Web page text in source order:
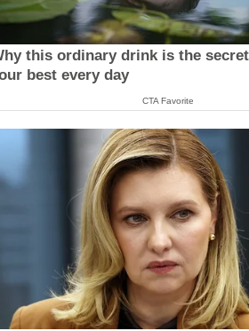
this ordinary drink is the
best every day
CTA Favorite